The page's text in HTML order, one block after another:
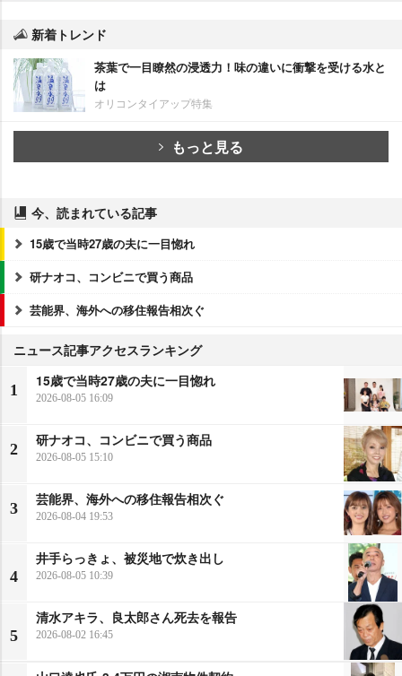
新着トレンド
茶葉で一目瞭然の浸透力！味の違いに衝撃を受ける水と
は
オリコンタイアップ特集
もっと見る
今、読まれている記事
15歳で当時27歳の夫に一目惚れ
研ナオコ、コンビニで買う商品
芸能界、海外への移住報告相次ぐ
ニュース記事アクセスランキング
1
15歳で当時27歳の夫に一目惚れ
2026-08-05 16:09
2
研ナオコ、コンビニで買う商品
2026-08-05 15:10
3
芸能界、海外への移住報告相次ぐ
2026-08-04 19:53
4
井手らっきょ、被災地で炊き出し
2026-08-05 10:39
5
清水アキラ、良太郎さん死去を報告
2026-08-02 16:45